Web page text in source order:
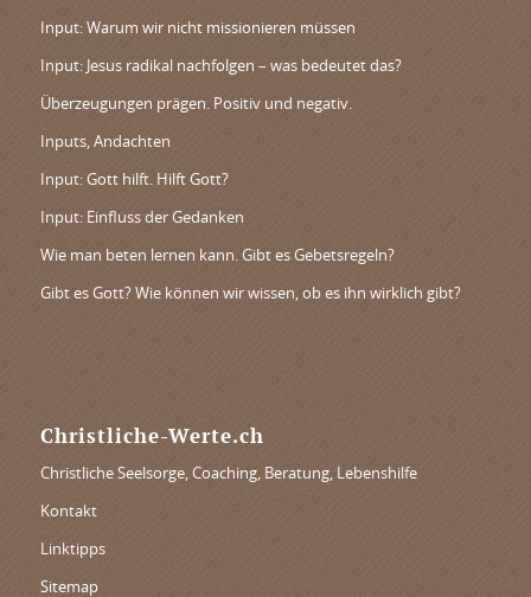
Input: Warum wir nicht missionieren müssen
Input: Jesus radikal nachfolgen – was bedeutet das?
Überzeugungen prägen. Positiv und negativ.
Inputs, Andachten
Input: Gott hilft. Hilft Gott?
Input: Einfluss der Gedanken
Wie man beten lernen kann. Gibt es Gebetsregeln?
Gibt es Gott? Wie können wir wissen, ob es ihn wirklich gibt?
Christliche-Werte.ch
Christliche Seelsorge, Coaching, Beratung, Lebenshilfe
Kontakt
Linktipps
Sitemap